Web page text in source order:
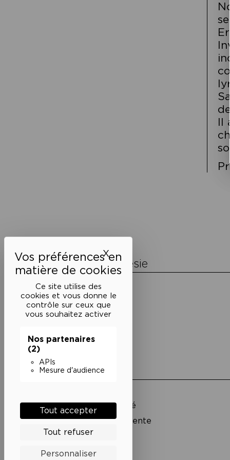
Ce site utilise des
cookies et vous donne le
contrôle sur ceux que
vous souhaitez activer
Nos partenaires
(2)
APIs
Mesure d'audience
Tout accepter
Tout refuser
Personnaliser
XMasquer le bandeau des
Il
l’article
La Maison de la Poésie
Découvrir
En photos
Historique
Nos partenaires
Liens utiles
Politique de confidentialité
Conditions générales de vente
Cookies